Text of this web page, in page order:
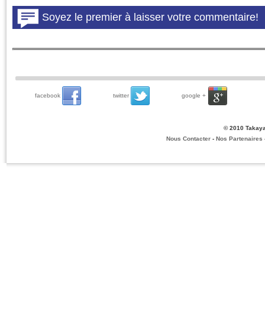
facebook twitter google +
© 2010
Nous Contacter - Nos Partenaires